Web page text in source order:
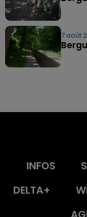
7 août
INFOS
DELTA+